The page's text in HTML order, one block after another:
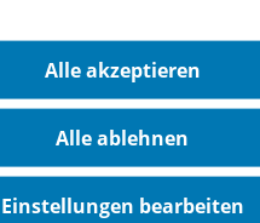
Ausgabe
in seiner Vielfalt
Alle akzeptieren
Alle ablehnen
Einstellungen bearbeiten